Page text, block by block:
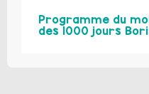
Programme du
des 1000 jours